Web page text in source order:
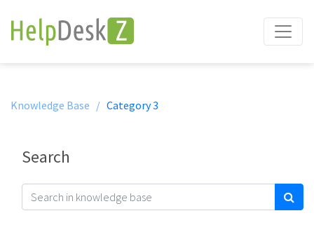
Knowledge Base / Category 3
Search